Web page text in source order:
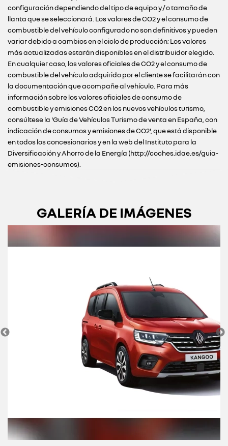
configuración dependiendo del tipo de equipo y / o tamaño de
llanta que se seleccionará. Los valores de CO2 y el consumo de
combustible del vehículo configurado no son definitivos y pueden
variar debido a cambios en el ciclo de producción; Los valores
más actualizadas estarán disponibles en el distribuidor elegido.
En cualquier caso, los valores oficiales de CO2 y el consumo de
combustible del vehículo adquirido por el cliente se facilitarán con
la documentación que acompañe al vehículo. Para más
información sobre los valores oficiales de consumo de
combustible y emisiones CO2 en los nuevos vehículos turismo,
consúltese la 'Guía de Vehículos Turismo de venta en España, con
indicación de consumos y emisiones de CO2', que está disponible
en todos los concesionarios y en la web del Instituto para la
Diversificación y Ahorro de la Energía (http://coches.idae.es/guia-
emisiones-consumos).
GALERÍA DE IMÁGENES